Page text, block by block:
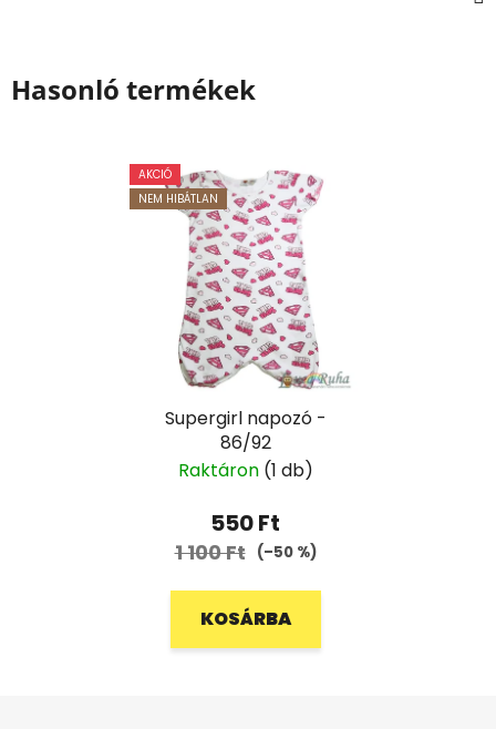
Hasonló termékek
AKCIÓ
NEM HIBÁTLAN
Supergirl napozó -
86/92
Raktáron (1 db)
550 Ft
1 100 Ft (–50 %)
KOSÁRBA